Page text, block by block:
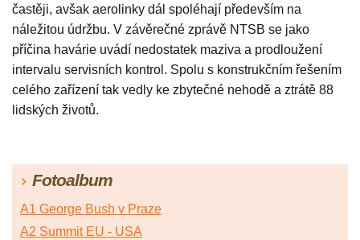
častěji, avšak aerolinky dál spoléhají především na
náležitou údržbu. V závěrečné zprávě NTSB se jako
příčina havárie uvádí nedostatek maziva a prodloužení
intervalu servisních kontrol. Spolu s konstrukčním řešením
celého zařízení tak vedly ke zbytečné nehodě a ztrátě 88
lidských životů.
Fotoalbum
A1 George Bush v Praze
A2 Summit EU - USA